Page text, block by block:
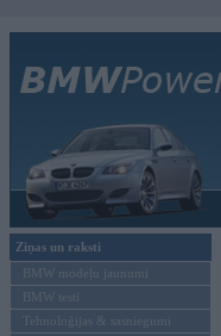
Ziņas un raksti
BMW modeļu jaunumi
BMW testi
Tehnoloģijas & sasniegumi